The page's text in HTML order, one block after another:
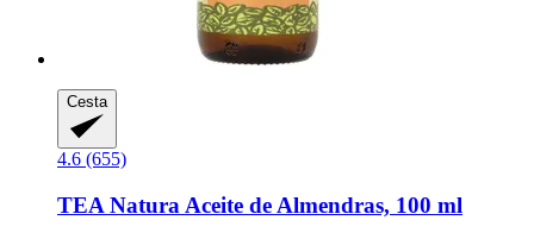
Cesta
4.6 (655)
TEA Natura Aceite de Almendras, 100 ml